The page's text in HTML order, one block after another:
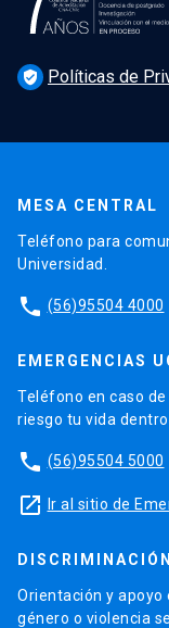
Derecho UC en los
Newsletter Derecho
verified_user Políticas de
MESA CENTRAL
Teléfono para
Universidad.
phone (56)95504 4000
EMERGENCIAS
Teléfono en caso
riesgo tu vida
phone (56)95504 5000
launch Ir al sitio de
Orientación y apoyo
género o violencia